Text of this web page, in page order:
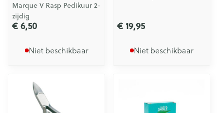
Marque V Rasp Pedikuur 2-
zijdig
€ 6,50
Niet beschikbaar
€ 19,95
Niet beschikbaar